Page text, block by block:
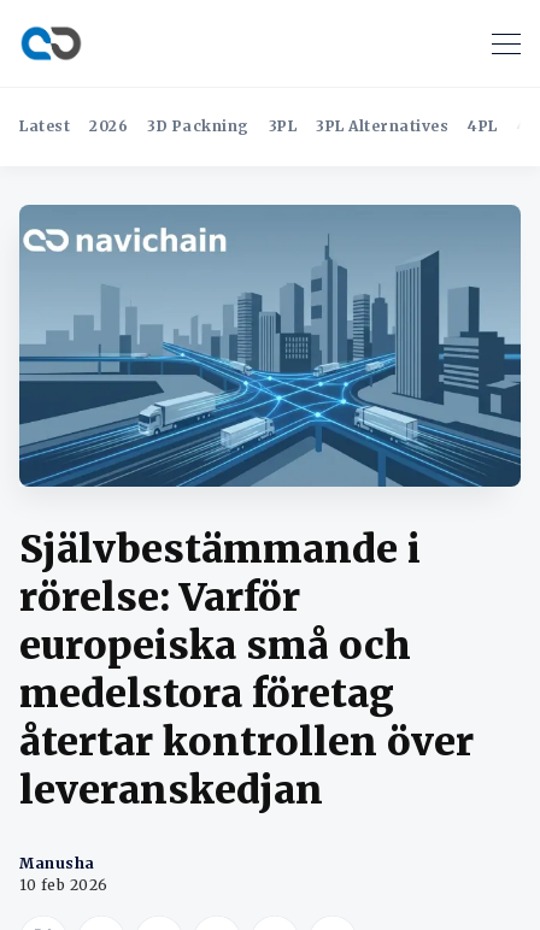
Latest 2026 3D Packning 3PL 3PL Alternatives 4PL
Självbestämmande i
rörelse: Varför
europeiska små och
medelstora företag
återtar kontrollen över
leveranskedjan
Manusha
10 feb 2026